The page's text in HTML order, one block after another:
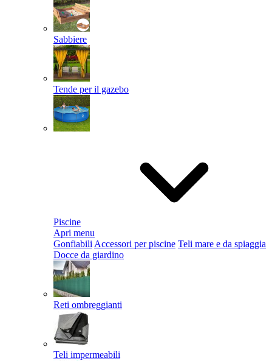
Sabbiere
Tende per il gazebo
Piscine
Apri menu
Gonfiabili Accessori per piscine Teli mare e da spiaggia
Docce da giardino
Reti ombreggianti
Teli impermeabili